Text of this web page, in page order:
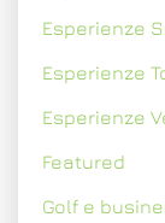
Esperienze
Esperienze
Esperienze
Featured
Golf e